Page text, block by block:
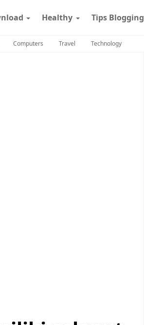
Healthy Tips Blogging
Computers Travel Technology